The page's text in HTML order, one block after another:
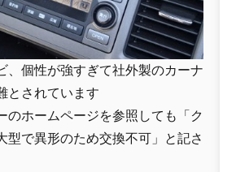
、個性が強すぎて社外製のカーナ
とされています
のホームページを参照しても「ク
型で異形のため交換不可」と記さ